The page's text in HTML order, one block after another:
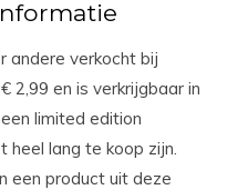
andere verkocht bij
2,99 en is verkrijgbaar in
limited edition
lang te koop zijn.
een product uit deze